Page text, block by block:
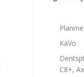
KaVo
C8+,